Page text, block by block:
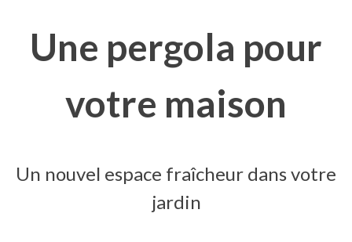
Une pergola pour
votre maison
Un nouvel espace fraîcheur dans votre
jardin